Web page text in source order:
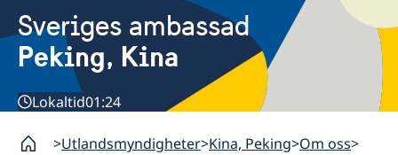
Sveriges ambassad
Peking, Kina
Lokaltid01:24
Utlandsmyndigheter Kina, Peking Om oss